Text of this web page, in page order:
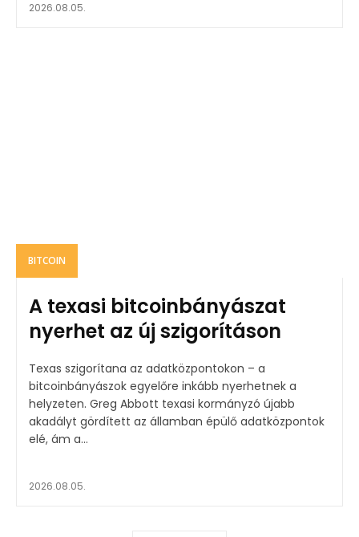
2026.08.05.
BITCOIN
A texasi bitcoinbányászat
nyerhet az új szigorításon
Texas szigorítana az adatközpontokon – a
bitcoinbányászok egyelőre inkább nyerhetnek a
helyzeten. Greg Abbott texasi kormányzó újabb
akadályt gördített az államban épülő adatközpontok
elé, ám a...
2026.08.05.